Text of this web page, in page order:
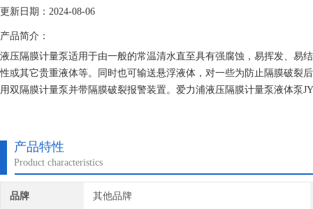
更新日期：2024-08-06
产品简介：
液压隔膜计量泵适用于由一般的常温清水直至具有强腐蚀，易挥发、易
性或其它贵重液体等。同时也可输送悬浮液体，对一些为防止隔膜破裂
用双隔膜计量泵并带隔膜破裂报警装置。爱力浦液压隔膜计量泵液体泵
产品特性
Product characteristics
品牌 其他品牌